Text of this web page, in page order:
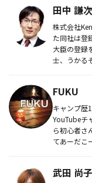
田中 謙次
株式会社
た同社は登
大臣の登録
士、うかる
FUKU
キャンプ歴
YouTubeチ
ら初心者さ
てあーだこ
武田 尚子